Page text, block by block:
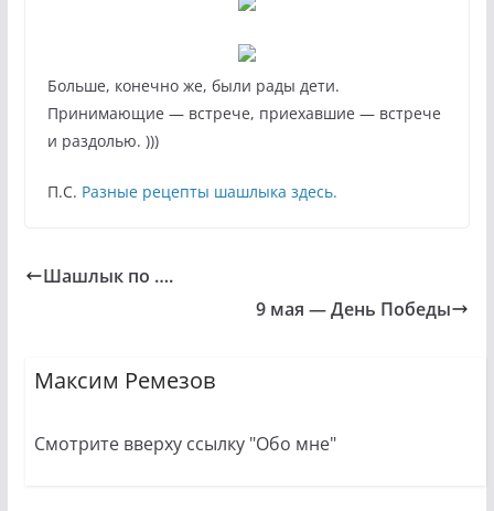
Больше, конечно же, были рады дети.
Принимающие — встрече, приехавшие — встрече
и раздолью. )))
П.С. Разные рецепты шашлыка здесь.
Шашлык по ….
9 мая — День Победы
Максим Ремезов
Смотрите вверху ссылку "Обо мне"